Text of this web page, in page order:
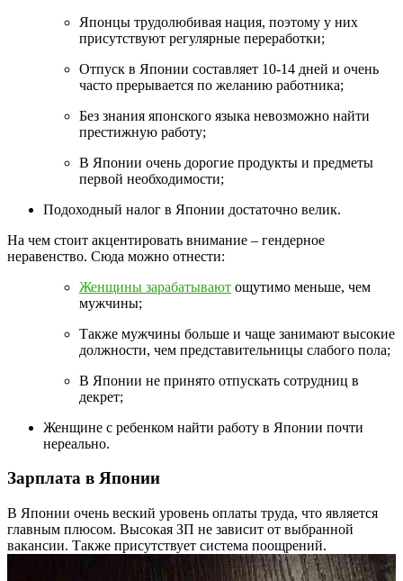
Японцы трудолюбивая нация, поэтому у них
присутствуют регулярные переработки;
Отпуск в Японии составляет 10-14 дней и очень
часто прерывается по желанию работника;
Без знания японского языка невозможно найти
престижную работу;
В Японии очень дорогие продукты и предметы
первой необходимости;
Подоходный налог в Японии достаточно велик.
На чем стоит акцентировать внимание – гендерное
неравенство. Сюда можно отнести:
Женщины зарабатывают ощутимо меньше, чем
мужчины;
Также мужчины больше и чаще занимают высокие
должности, чем представительницы слабого пола;
В Японии не принято отпускать сотрудниц в
декрет;
Женщине с ребенком найти работу в Японии почти
нереально.
Зарплата в Японии
В Японии очень веский уровень оплаты труда, что является
главным плюсом. Высокая ЗП не зависит от выбранной
вакансии. Также присутствует система поощрений.